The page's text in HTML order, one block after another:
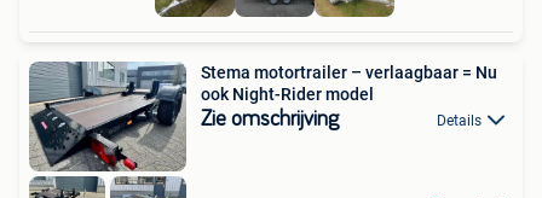
Stema motortrailer – verlaagbaar = Nu
ook Night-Rider model
Zie omschrijving Details